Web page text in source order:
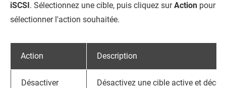
iSCSI. Sélectionnez une cible, puis cliquez surAction pour
sélectionner l'action souhaitée.
Action Description
Désactiver
Désactivez une cible active et